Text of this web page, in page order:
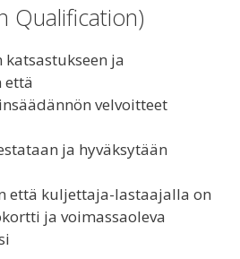
Qualification)
ja
että
velvoitteet
ja hyväksytään
että kuljettaja-lastaajalla on
ja voimassaoleva